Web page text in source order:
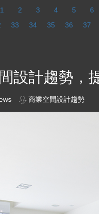
1 2 3 4 5 6
33 34 35 36 37
設計趨勢，
商業空間設計趨勢